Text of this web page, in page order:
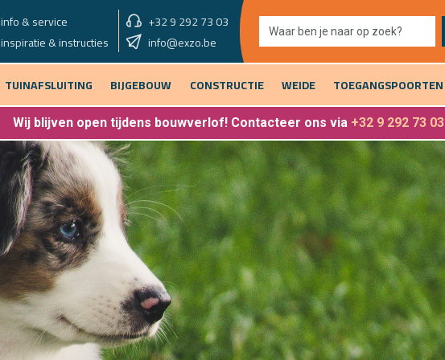
info & service +32 9 292 73 03
showroom morgen
inspiratie & instructies
info@exzo.be 9u - 12u30 & 13u30 - 17u
TUINAFSLUITING BIJGEBOUW CONSTRUCTIE WEIDE TOEGANGSPOORTEN
Wij blijven open tijdens bouwverlof! Contacteer ons via +32 9 292 73 03